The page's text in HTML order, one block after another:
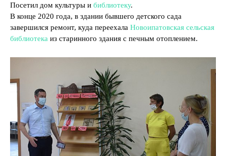
Посетил дом культуры и библиотеку.
В конце 2020 года, в здании бывшего детского сада
завершился ремонт, куда переехала Новоипатовская сельская
библиотека из старинного здания с печным отоплением.